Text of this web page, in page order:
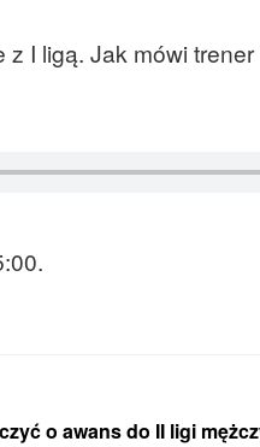
I ligą. Jak mówi trener
o awans do II ligi